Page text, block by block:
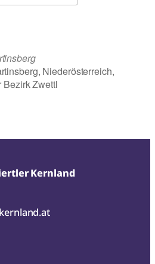
Niederösterreich,
Zwettl
Kernland